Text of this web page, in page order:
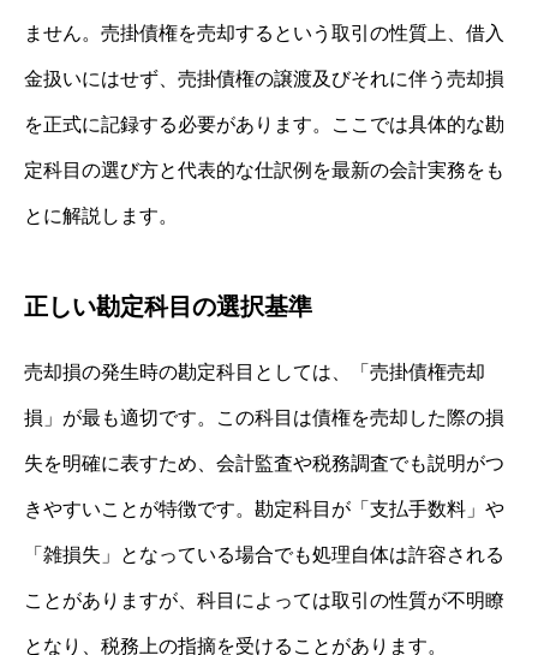
ません。売掛債権を売却するという取引の性質上、借入
金扱いにはせず、売掛債権の譲渡及びそれに伴う売却損
を正式に記録する必要があります。ここでは具体的な勘
定科目の選び方と代表的な仕訳例を最新の会計実務をも
とに解説します。
正しい勘定科目の選択基準
売却損の発生時の勘定科目としては、「売掛債権売却
損」が最も適切です。この科目は債権を売却した際の損
失を明確に表すため、会計監査や税務調査でも説明がつ
きやすいことが特徴です。勘定科目が「支払手数料」や
「雑損失」となっている場合でも処理自体は許容される
ことがありますが、科目によっては取引の性質が不明瞭
となり、税務上の指摘を受けることがあります。